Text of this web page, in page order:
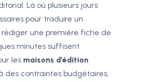
Là où plusieurs jours
pour traduire un
une première fiche de
minutes suffisent
les maisons d’édition
des contraintes budgétaires,